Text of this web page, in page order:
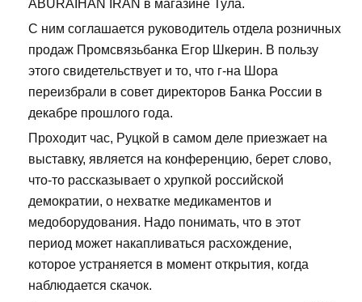
ABURAIHAN IRAN в магазине Тула.
С ним соглашается руководитель отдела розничных
продаж Промсвязьбанка Егор Шкерин. В пользу
этого свидетельствует и то, что г-на Шора
переизбрали в совет директоров Банка России в
декабре прошлого года.
Проходит час, Руцкой в самом деле приезжает на
выставку, является на конференцию, берет слово,
что-то рассказывает о хрупкой российской
демократии, о нехватке медикаментов и
медоборудования. Надо понимать, что в этот
период может накапливаться расхождение,
которое устраняется в момент открытия, когда
наблюдается скачок.